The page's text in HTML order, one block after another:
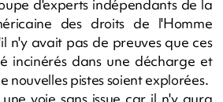
d'experts indépendants de la
des droits de l'Homme
n'y avait pas de preuves que ces
incinérés dans une décharge et
nouvelles pistes soient explorées.